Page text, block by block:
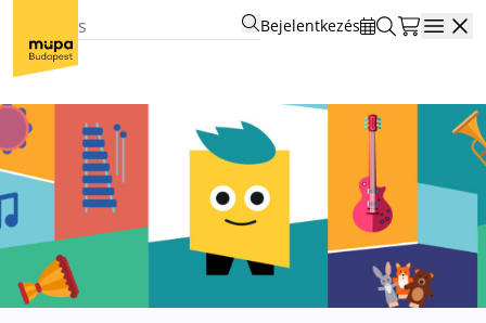
Bejelentkezés